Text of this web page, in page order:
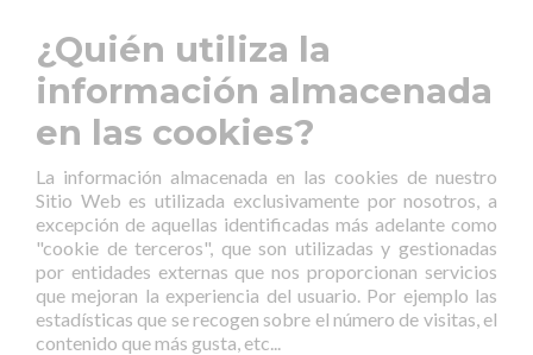
¿Quién utiliza la
información almacenada
en las cookies?
La información almacenada en las cookies de nuestro
Sitio Web es utilizada exclusivamente por nosotros, a
excepción de aquellas identificadas más adelante como
"cookie de terceros", que son utilizadas y gestionadas
por entidades externas que nos proporcionan servicios
que mejoran la experiencia del usuario. Por ejemplo las
estadísticas que se recogen sobre el número de visitas, el
contenido que más gusta, etc...